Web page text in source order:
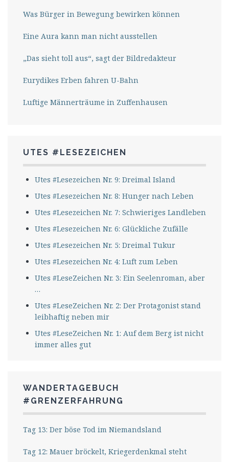
Was Bürger in Bewegung bewirken können
Eine Aura kann man nicht ausstellen
„Das sieht toll aus“, sagt der Bildredakteur
Eurydikes Erben fahren U-Bahn
Luftige Männerträume in Zuffenhausen
UTES #LESEZEICHEN
Utes #Lesezeichen Nr. 9: Dreimal Island
Utes #Lesezeichen Nr. 8: Hunger nach Leben
Utes #Lesezeichen Nr. 7: Schwieriges Landleben
Utes #Lesezeichen Nr. 6: Glückliche Zufälle
Utes #Lesezeichen Nr. 5: Dreimal Tukur
Utes #Lesezeichen Nr. 4: Luft zum Leben
Utes #LeseZeichen Nr. 3: Ein Seelenroman, aber
…
Utes #LeseZeichen Nr. 2: Der Protagonist stand
leibhaftig neben mir
Utes #LeseZeichen Nr. 1: Auf dem Berg ist nicht
immer alles gut
WANDERTAGEBUCH
#GRENZERFAHRUNG
Tag 13: Der böse Tod im Niemandsland
Tag 12: Mauer bröckelt, Kriegerdenkmal steht